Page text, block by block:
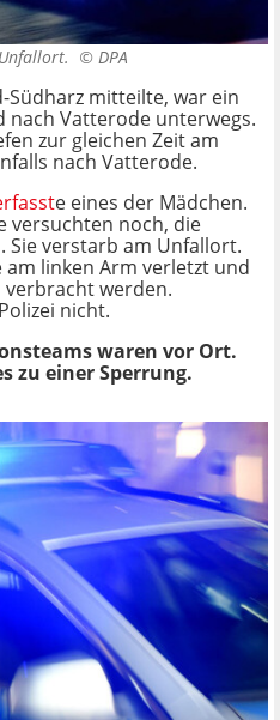
Unfallort. © DPA
Südharz mitteilte, war ein
nach Vatterode unterwegs.
zur gleichen Zeit am
nach Vatterode.
e eines der Mädchen.
versuchten noch, die
Sie verstarb am Unfallort.
am linken Arm verletzt und
verbracht werden.
nicht.
waren vor Ort.
zu einer Sperrung.